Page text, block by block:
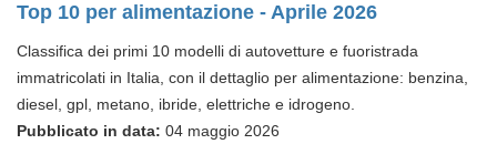
Top 10 per alimentazione - Aprile 2026
Classifica dei primi 10 modelli di autovetture e fuoristrada
immatricolati in Italia, con il dettaglio per alimentazione: benzina,
diesel, gpl, metano, ibride, elettriche e idrogeno.
Pubblicato in data: 04 maggio 2026